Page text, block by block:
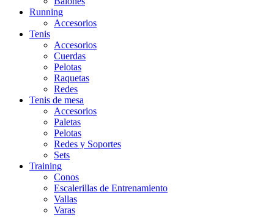
Running
Accesorios
Tenis
Accesorios
Cuerdas
Pelotas
Raquetas
Redes
Tenis de mesa
Accesorios
Paletas
Pelotas
Redes y Soportes
Sets
Training
Conos
Escalerillas de Entrenamiento
Vallas
Varas